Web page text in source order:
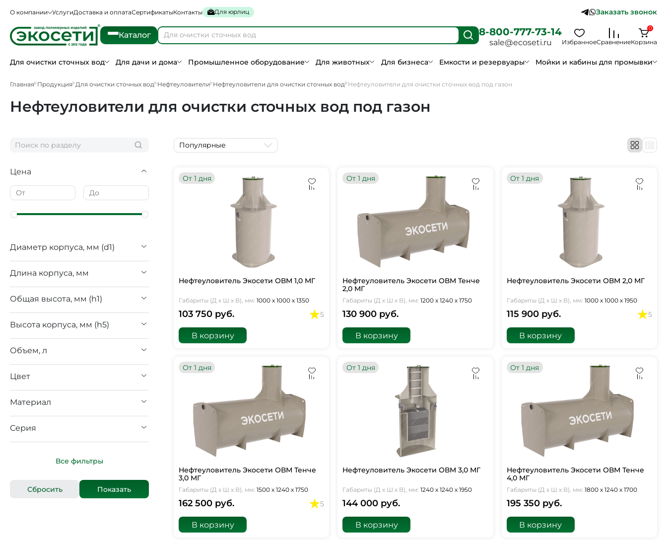
О компании УслугиДоставка и оплатаСертификатыКонтакты Для юрлиц Заказать звонок
Каталог 8-800-777-73-14
sale@ecoseti.ru ИзбранноеСравнениеКорзина
0
Для очистки сточных вод Для дачи и дома Промышленное оборудование Для животных Для бизнеса Емкости и резервуары Мойки и кабины для промывки
Главная Продукция Для очистки сточных вод Нефтеуловители Нефтеуловители для очистки сточных вод Нефтеуловители для очистки сточных вод под газон
Нефтеуловители для очистки сточных вод под газон
Цена
Диаметр корпуса, мм (d1)
Длина корпуса, мм
Общая высота, мм (h1)
Высота корпуса, мм (h5)
Объем, л
Цвет
Материал
Серия
Все фильтры
Популярные
От 1 дня
Нефтеуловитель Экосети ОВМ 1,0 МГ
Габариты (Д х Ш х В), мм: 1000 х 1000 х 1350
103 750 руб. 5
В корзину
От 1 дня
Нефтеуловитель Экосети ОВМ Тенче
2,0 МГ
Габариты (Д х Ш х В), мм: 1200 х 1240 х 1750
130 900 руб.
В корзину
От 1 дня
Нефтеуловитель Экосети ОВМ 2,0 МГ
Габариты (Д х Ш х В), мм: 1000 х 1000 х 1950
115 900 руб. 5
В корзину
От 1 дня
Нефтеуловитель Экосети ОВМ Тенче
3,0 МГ
Габариты (Д х Ш х В), мм: 1500 х 1240 х 1750
162 500 руб. 5
В корзину
От 1 дня
Нефтеуловитель Экосети ОВМ 3,0 МГ
Габариты (Д х Ш х В), мм: 1240 х 1240 х 1950
144 000 руб.
В корзину
От 1 дня
Нефтеуловитель Экосети ОВМ Тенче
4,0 МГ
Габариты (Д х Ш х В), мм: 1800 х 1240 х 1700
195 350 руб.
В корзину